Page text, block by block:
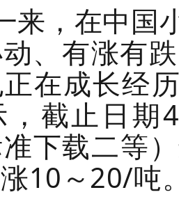
来，在中国
、有涨有
在成长经
，截止日期
准下载二等
10～20/吨